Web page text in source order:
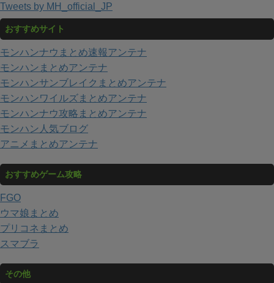
Tweets by MH_official_JP
おすすめサイト
モンハンナウまとめ速報アンテナ
モンハンまとめアンテナ
モンハンサンブレイクまとめアンテナ
モンハンワイルズまとめアンテナ
モンハンナウ攻略まとめアンテナ
モンハン人気ブログ
アニメまとめアンテナ
おすすめゲーム攻略
FGO
ウマ娘まとめ
プリコネまとめ
スマブラ
その他